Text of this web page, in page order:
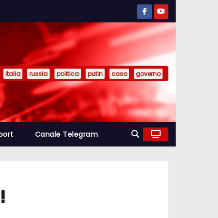
Italia russia politica putin caso governo
Canale Telegram